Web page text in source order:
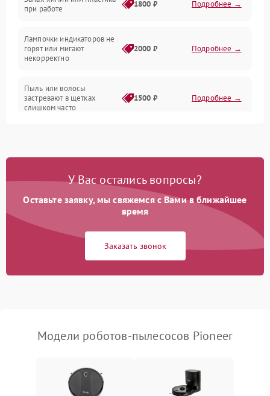
Батарея
Программные сбои
при работе
1800 ₽ Подробнее →
Лампочки индикаторов не
горят или мигают
некорректно
2000 ₽ Подробнее →
Пыль или волосы
застревают в щетках
слишком часто
1500 ₽ Подробнее →
У Вас остались вопросы?
Оставьте заявку, мы свяжемся с Вами в ближайшее
время
Заказать звонок
Модели роботов-пылесосов Pioneer